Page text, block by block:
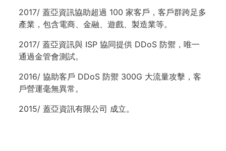
2017/ 蓋亞資訊協助超過 100 家客戶，客戶群跨足多
產業，包含電商、金融、遊戲、製造業等。
2017/ 蓋亞資訊與 ISP 協同提供 DDoS 防禦，唯一
通過金管會測試。
2016/ 協助客戶 DDoS 防禦 300G 大流量攻擊，客
戶營運毫無異常。
2015/ 蓋亞資訊有限公司 成立。